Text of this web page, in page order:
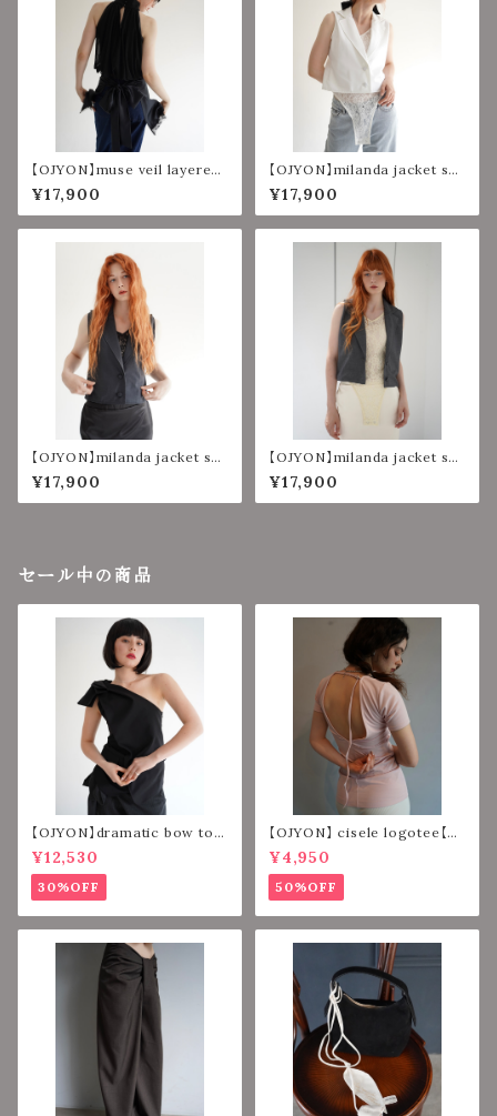
【OJYON】muse veil layered
top 【BLACK】
¥17,900
【OJYON】milanda jacket set
【WHITE】
¥17,900
【OJYON】milanda jacket set
【BLACK】
¥17,900
【OJYON】milanda jacket set
【CHACORL】
¥17,900
セール中の商品
【OJYON】dramatic bow top
【BLACK】
¥12,530
30%OFF
【OJYON】 cisele logotee【PI
NK】
¥4,950
50%OFF